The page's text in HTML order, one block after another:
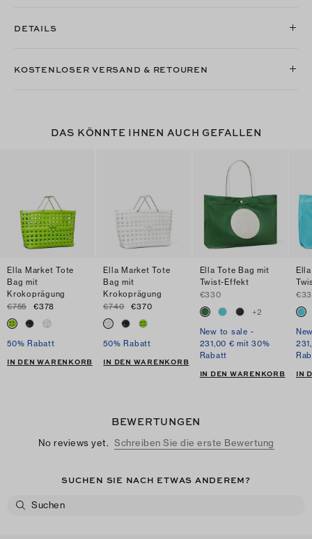
DETAILS
KOSTENLOSER VERSAND & RETOUREN
DAS KÖNNTE IHNEN AUCH GEFALLEN
Ella Market Tote
Bag mit
Krokoprägung
€755
€378
50% Rabatt
IN DEN WARENKORB
Ella Market Tote
Bag mit
Krokoprägung
€740
€370
50% Rabatt
IN DEN WARENKORB
Ella Tote Bag mit
Twist-Effekt
€330
+2
New to sale -
231,00 € mit 30%
Rabatt
IN DEN WARENKORB
IN
BEWERTUNGEN
No reviews yet. Schreiben Sie die erste Bewertung
SUCHEN SIE NACH ETWAS ANDEREM?